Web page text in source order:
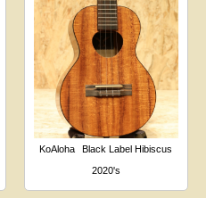
KoAloha
Black Label Hibiscus
2020's